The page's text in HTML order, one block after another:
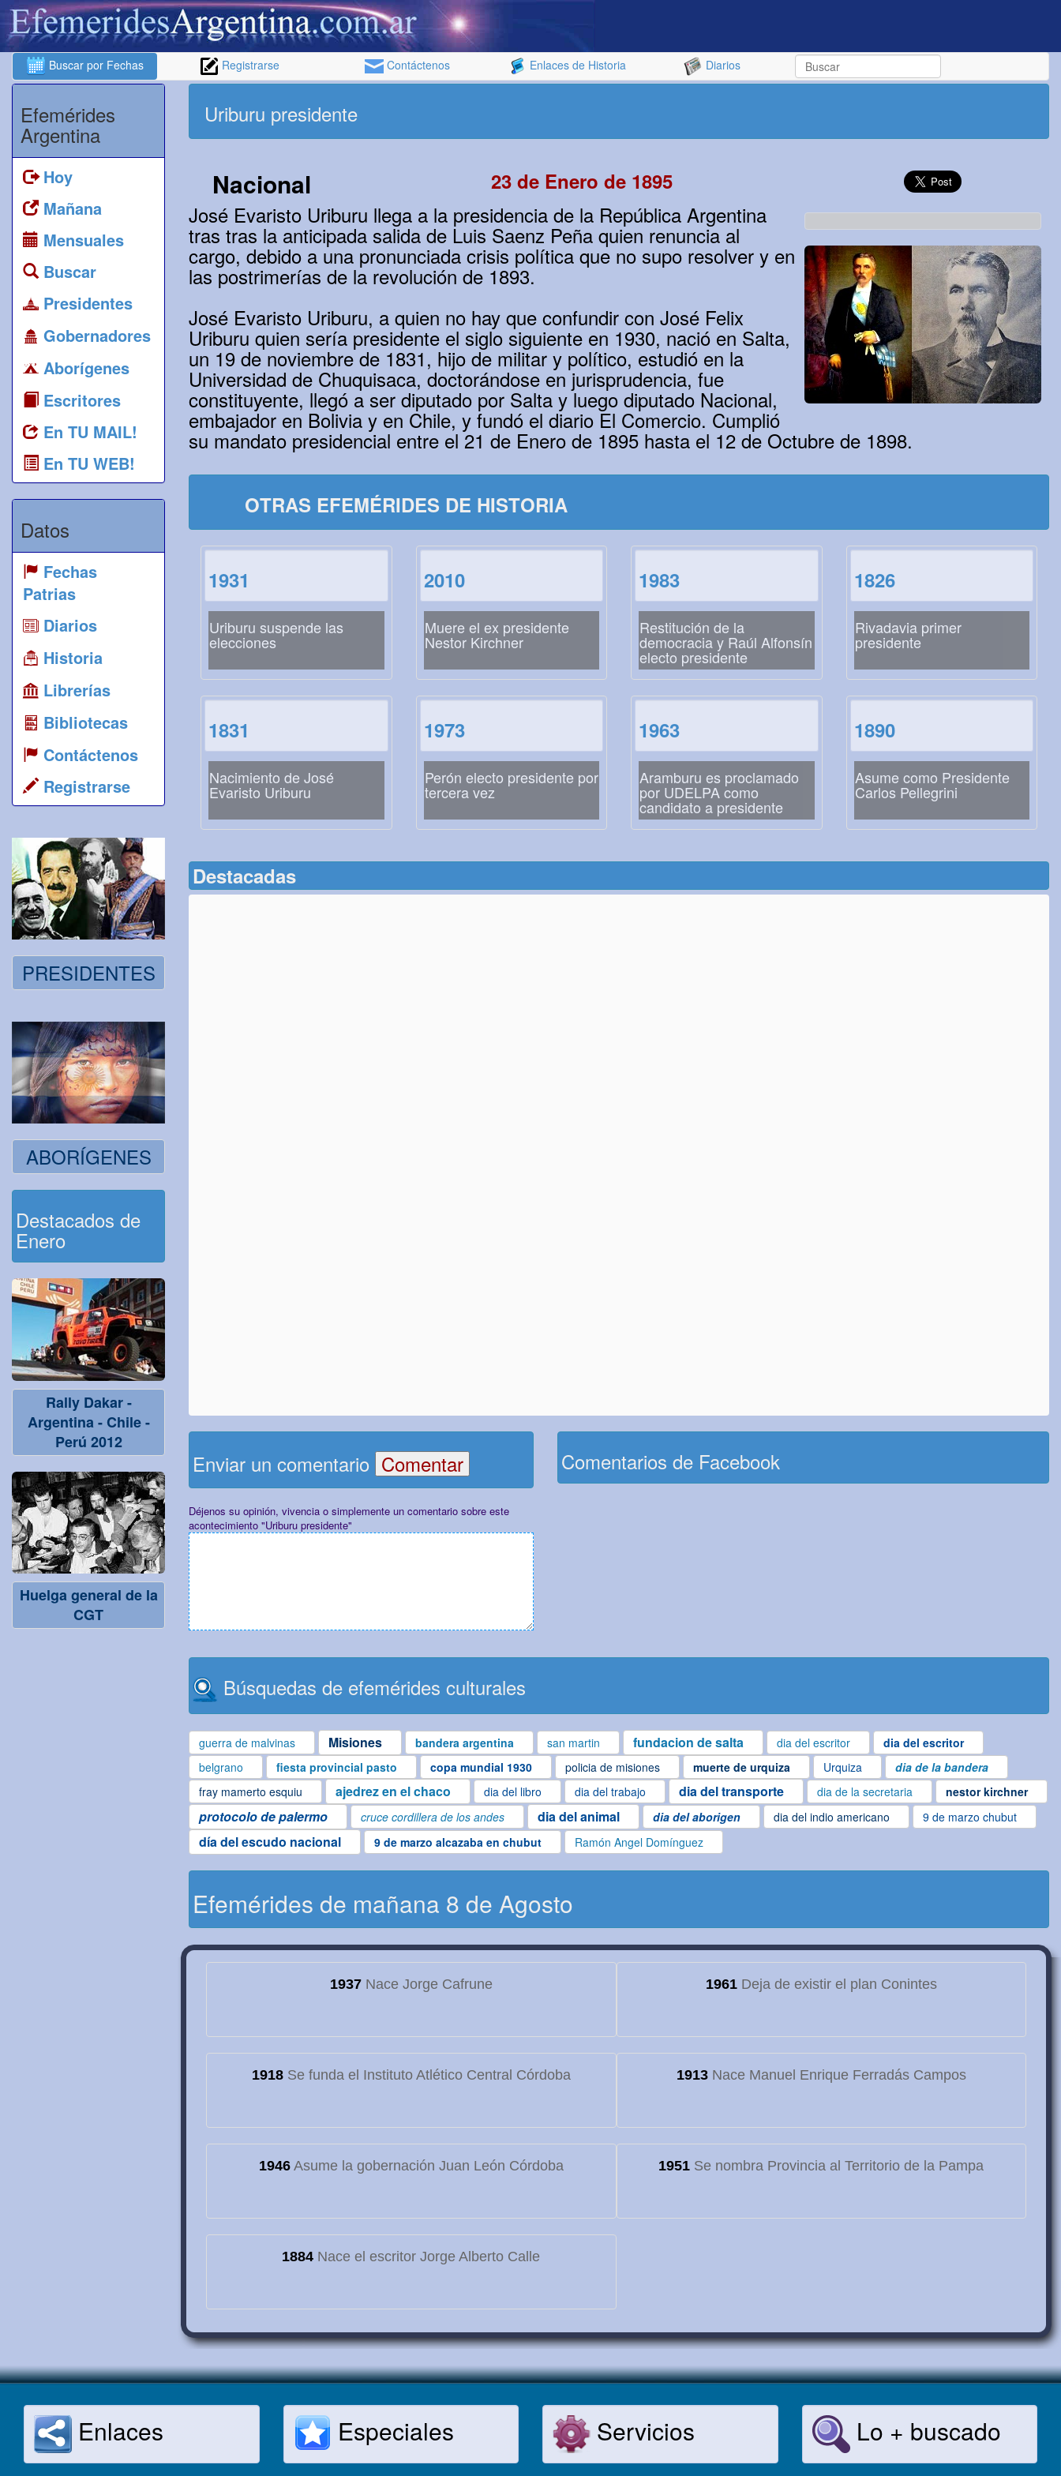
Buscar por Fechas Registrarse Contáctenos Enlaces de Historia Diarios
Efemérides
Argentina
Hoy
Mañana
Mensuales
Buscar
Presidentes
Gobernadores
Aborígenes
Escritores
En TU MAIL!
En TU WEB!
Datos
Fechas
Patrias
Diarios
Historia
Librerías
Bibliotecas
Contáctenos
Registrarse
PRESIDENTES
ABORÍGENES
Destacados de
Enero
Rally Dakar -
Argentina - Chile -
Perú 2012
Huelga general de la
CGT
Uriburu presidente
Nacional 23 de Enero de 1895
José Evaristo Uriburu llega a la presidencia de la República Argentina
tras tras la anticipada salida de Luis Saenz Peña quien renuncia al
cargo, debido a una pronunciada crisis política que no supo resolver y en
las postrimerías de la revolución de 1893.
José Evaristo Uriburu, a quien no hay que confundir con José Felix
Uriburu quien sería presidente el siglo siguiente en 1930, nació en Salta,
un 19 de noviembre de 1831, hijo de militar y político, estudió en la
Universidad de Chuquisaca, doctorándose en jurisprudencia, fue
constituyente, llegó a ser diputado por Salta y luego diputado Nacional,
embajador en Bolivia y en Chile, y fundó el diario El Comercio. Cumplió
su mandato presidencial entre el 21 de Enero de 1895 hasta el 12 de Octubre de 1898.
OTRAS EFEMÉRIDES DE HISTORIA
1931
Uriburu suspende las
elecciones
2010
Muere el ex presidente
Nestor Kirchner
1983
Restitución de la
democracia y Raúl Alfonsín
electo presidente
1826
Rivadavia primer
presidente
1831
Nacimiento de José
Evaristo Uriburu
1973
Perón electo presidente por
tercera vez
1963
Aramburu es proclamado
por UDELPA como
candidato a presidente
1890
Asume como Presidente
Carlos Pellegrini
Destacadas
Enviar un comentario
Déjenos su opinión, vivencia o simplemente un comentario sobre este
acontecimiento "Uriburu presidente"
Comentarios de Facebook
Búsquedas de efemérides culturales
guerra de malvinas Misiones bandera argentina san martin fundacion de salta dia del escritor
dia del escritor
belgrano
fiesta provincial pasto copa mundial 1930 policia de misiones muerte de urquiza Urquiza
dia de la bandera
fray mamerto esquiu
ajedrez en el chaco dia del libro dia del trabajo dia del transporte dia de la secretaria nestor kirchner
protocolo de palermo cruce cordillera de los andes dia del animal dia del aborigen dia del indio americano 9 de marzo chubut
día del escudo nacional 9 de marzo alcazaba en chubut Ramón Angel Domínguez
Efemérides de mañana 8 de Agosto
1937Nace Jorge Cafrune 1961Deja de existir el plan Conintes
1918Se funda el Instituto Atlético Central Córdoba 1913Nace Manuel Enrique Ferradás Campos
1946Asume la gobernación Juan León Córdoba 1951 Se nombra Provincia al Territorio de la Pampa
1884 Nace el escritor Jorge Alberto Calle
Enlaces Especiales Servicios Lo + buscado